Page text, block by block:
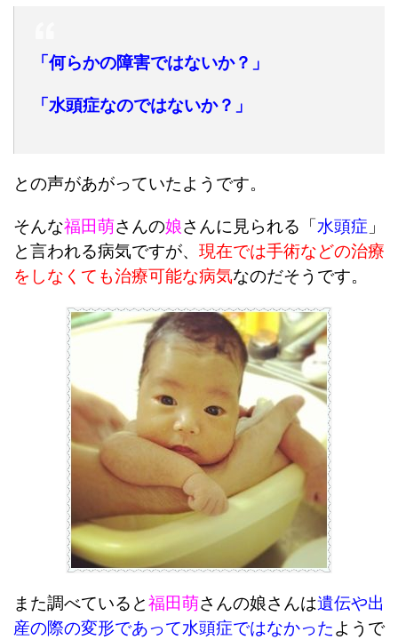
「何らかの障害ではないか？」
「水頭症なのではないか？」
との声があがっていたようです。
そんな福田萌さんの娘さんに見られる 「 水頭症 」
と言われる病気ですが、 現在では手術などの治療
をしなくても治療可能な病気なのだそうです。
また調べていると福田萌さんの娘さんは遺伝や出
産の際の変形であって水頭症ではなかったようで